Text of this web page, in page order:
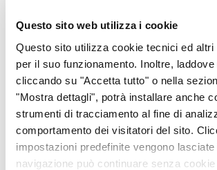
Questo sito web utilizza i cookie
Questo sito utilizza cookie tecnici ed
per il suo funzionamento. Inoltre,
cliccando su "Accetta tutto" o nella
"Mostra dettagli", potrà installare anche
strumenti di tracciamento al fine di
comportamento dei visitatori del sito.
impostazioni predefinite vengono
navigazione può continuare senza
categoria
Mela
ad
prima
stampa